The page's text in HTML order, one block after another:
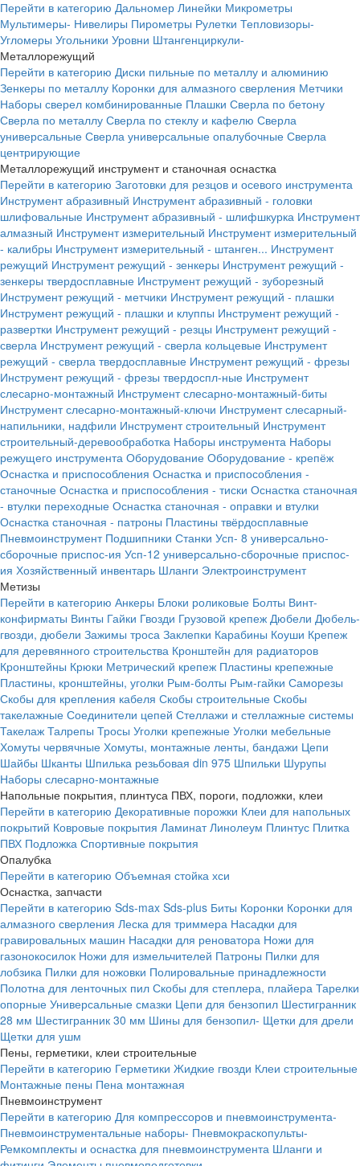
Перейти в категорию Дальномер Линейки Микрометры
Мультимеры- Нивелиры Пирометры Рулетки Тепловизоры-
Угломеры Угольники Уровни Штангенциркули-
Металлорежущий
Перейти в категорию Диски пильные по металлу и алюминию
Зенкеры по металлу Коронки для алмазного сверления Метчики
Наборы сверел комбинированные Плашки Сверла по бетону
Сверла по металлу Сверла по стеклу и кафелю Сверла
универсальные Сверла универсальные опалубочные Сверла
центрирующие
Металлорежущий инструмент и станочная оснастка
Перейти в категорию Заготовки для резцов и осевого инструмента
Инструмент абразивный Инструмент абразивный - головки
шлифовальные Инструмент абразивный - шлифшкурка Инструмент
алмазный Инструмент измерительный Инструмент измерительный
- калибры Инструмент измерительный - штанген... Инструмент
режущий Инструмент режущий - зенкеры Инструмент режущий -
зенкеры твердосплавные Инструмент режущий - зуборезный
Инструмент режущий - метчики Инструмент режущий - плашки
Инструмент режущий - плашки и клуппы Инструмент режущий -
развертки Инструмент режущий - резцы Инструмент режущий -
сверла Инструмент режущий - сверла кольцевые Инструмент
режущий - сверла твердосплавные Инструмент режущий - фрезы
Инструмент режущий - фрезы твердоспл-ные Инструмент
слесарно-монтажный Инструмент слесарно-монтажный-биты
Инструмент слесарно-монтажный-ключи Инструмент слесарный-
напильники, надфили Инструмент строительный Инструмент
строительный-деревообработка Наборы инструмента Наборы
режущего инструмента Оборудование Оборудование - крепёж
Оснастка и приспособления Оснастка и приспособления -
станочные Оснастка и приспособления - тиски Оснастка станочная
- втулки переходные Оснастка станочная - оправки и втулки
Оснастка станочная - патроны Пластины твёрдосплавные
Пневмоинструмент Подшипники Станки Усп- 8 универсально-
сборочные приспос-ия Усп-12 универсально-сборочные приспос-
ия Хозяйственный инвентарь Шланги Электроинструмент
Метизы
Перейти в категорию Анкеры Блоки роликовые Болты Винт-
конфирматы Винты Гайки Гвозди Грузовой крепеж Дюбели Дюбель-
гвозди, дюбели Зажимы троса Заклепки Карабины Коуши Крепеж
для деревянного строительства Кронштейн для радиаторов
Кронштейны Крюки Метрический крепеж Пластины крепежные
Пластины, кронштейны, уголки Рым-болты Рым-гайки Саморезы
Скобы для крепления кабеля Скобы строительные Скобы
такелажные Соединители цепей Стеллажи и стеллажные системы
Такелаж Талрепы Тросы Уголки крепежные Уголки мебельные
Хомуты червячные Хомуты, монтажные ленты, бандажи Цепи
Шайбы Шканты Шпилька резьбовая din 975 Шпильки Шурупы
Наборы слесарно-монтажные
Напольные покрытия, плинтуса ПВХ, пороги, подложки, клеи
Перейти в категорию Декоративные порожки Клеи для напольных
покрытий Ковровые покрытия Ламинат Линолеум Плинтус Плитка
ПВХ Подложка Спортивные покрытия
Опалубка
Перейти в категорию Объемная стойка хси
Оснастка, запчасти
Перейти в категорию Sds-max Sds-plus Биты Коронки Коронки для
алмазного сверления Леска для триммера Насадки для
гравировальных машин Насадки для реноватора Ножи для
газонокосилок Ножи для измельчителей Патроны Пилки для
лобзика Пилки для ножовки Полировальные принадлежности
Полотна для ленточных пил Скобы для степлера, плайера Тарелки
опорные Универсальные смазки Цепи для бензопил Шестигранник
28 мм Шестигранник 30 мм Шины для бензопил- Щетки для дрели
Щетки для ушм
Пены, герметики, клеи строительные
Перейти в категорию Герметики Жидкие гвозди Клеи строительные
Монтажные пены Пена монтажная
Пневмоинструмент
Перейти в категорию Для компрессоров и пневмоинструмента-
Пневмоинструментальные наборы- Пневмокраскопульты-
Ремкомплекты и оснастка для пневмоинструмента Шланги и